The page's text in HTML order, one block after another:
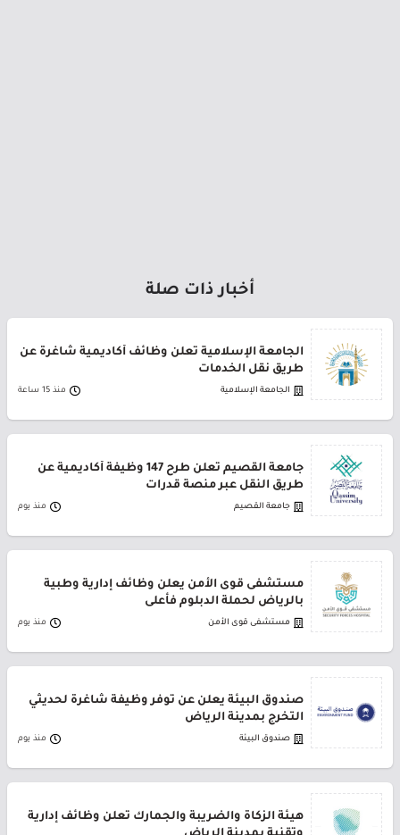
أخبار ذات صلة
الجامعة الإسلامية تعلن وظائف أكاديمية شاغرة عن
طريق نقل الخدمات
الجامعة الإسلامية منذ 15 ساعة
جامعة القصيم تعلن طرح 147 وظيفة أكاديمية عن
طريق النقل عبر منصة قدرات
جامعة القصيم منذ يوم
مستشفى قوى الأمن يعلن وظائف إدارية وطبية
بالرياض لحملة الدبلوم فأعلى
مستشفى قوى الأمن منذ يوم
صندوق البيئة يعلن عن توفر وظيفة شاغرة لحديثي
التخرج بمدينة الرياض
صندوق البيئة منذ يوم
هيئة الزكاة والضريبة والجمارك تعلن وظائف إدارية